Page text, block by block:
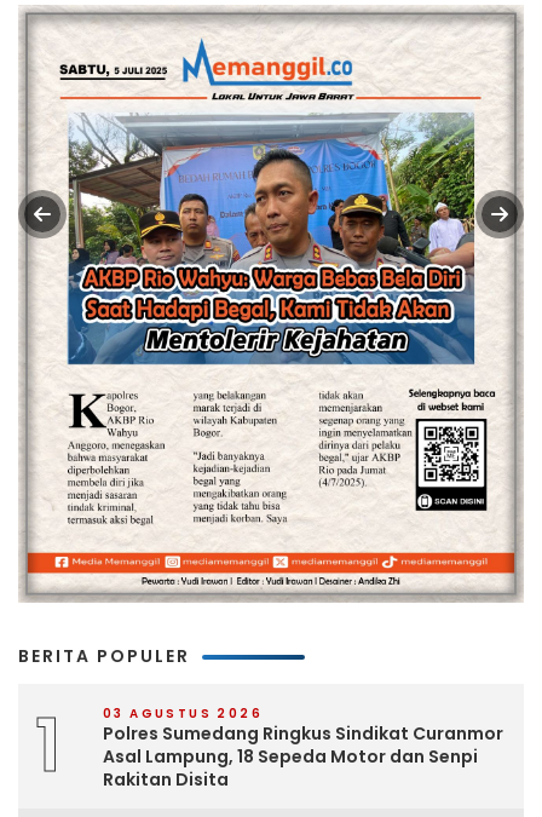
BERITA POPULER
1 03 AGUSTUS 2026
Polres Sumedang Ringkus Sindikat Curanmor
Asal Lampung, 18 Sepeda Motor dan Senpi
Rakitan Disita